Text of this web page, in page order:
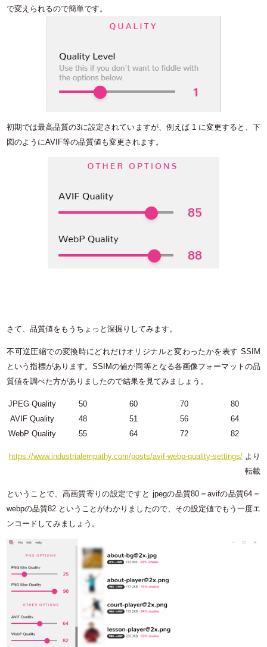
で変えられるので簡単です。
初期では最高品質の3に設定されていますが、例えば 1 に変更すると、下
図のようにAVIF等の品質値も変更されます。
さて、品質値をもうちょっと深掘りしてみます。
不可逆圧縮での変換時にどれだけオリジナルと変わったかを表す SSIM
という指標があります。SSIMの値が同等となる各画像フォーマットの品
質値を調べた方がありましたので結果を見てみましょう。
JPEG Quality 50 60 70
80
AVIF Quality
48 51 56
64
WebP Quality
55 64 72 82
https://www.industrialempathy.com/posts/avif-webp-quality-settings/より
転載
ということで、高画質寄りの設定ですと jpegの品質80＝avifの品質64＝
webpの品質82 ということがわかりましたので、その設定値でもう一度エ
ンコードしてみましょう。